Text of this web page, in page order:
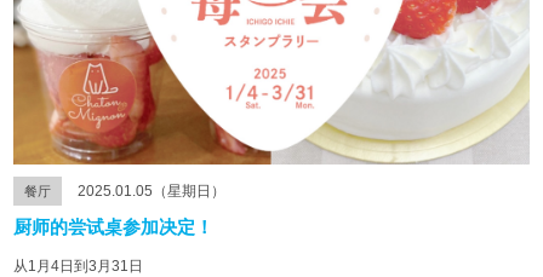
餐厅 2025.01.05（星期日）
厨师的尝试桌参加决定！
从1月4日到3月31日